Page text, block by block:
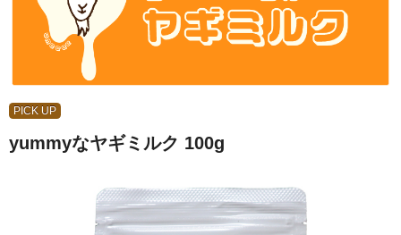
PICK UP
yummyなヤギミルク 100g